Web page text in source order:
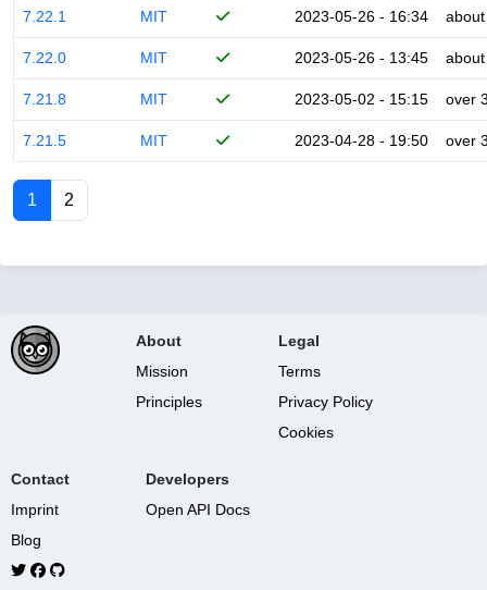
7.22.1 MIT 2023-05-26 - 16:34
7.22.0 MIT 2023-05-26 - 13:45
7.21.8 MIT 2023-05-02 - 15:15 over
7.21.5 MIT 2023-04-28 - 19:50 over
1 2
About
Mission
Principles
Legal
Terms
Privacy Policy
Cookies
Contact
Imprint
Blog
Developers
Open API Docs